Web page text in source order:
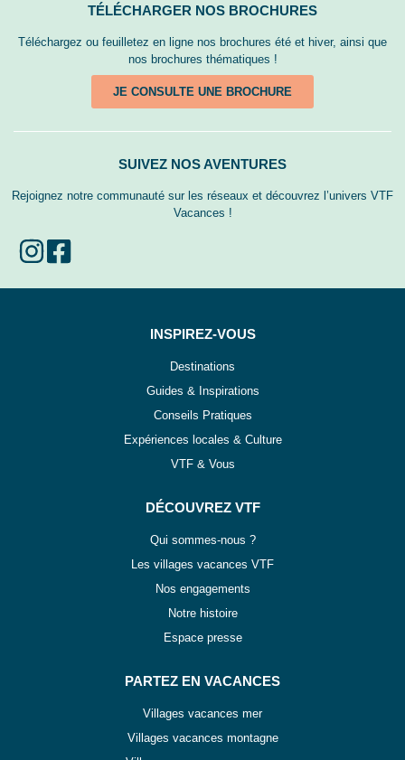
TÉLÉCHARGER NOS BROCHURES
Téléchargez ou feuilletez en ligne nos brochures été et hiver, ainsi que
nos brochures thématiques !
JE CONSULTE UNE BROCHURE
SUIVEZ NOS AVENTURES
Rejoignez notre communauté sur les réseaux et découvrez l’univers VTF
Vacances !
INSPIREZ-VOUS
Destinations
Guides & Inspirations
Conseils Pratiques
Expériences locales & Culture
VTF & Vous
DÉCOUVREZ VTF
Qui sommes-nous ?
Les villages vacances VTF
Nos engagements
Notre histoire
Espace presse
PARTEZ EN VACANCES
Villages vacances mer
Villages vacances montagne